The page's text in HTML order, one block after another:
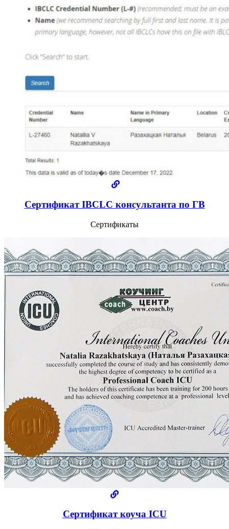
Сертификат IBCLC консультанта по ГВ
Сертификаты
Сертификат коуча ICU